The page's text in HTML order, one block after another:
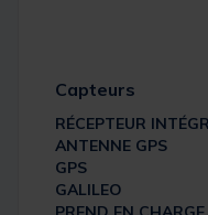
Capteurs
RÉCEPTEUR
ANTENNE GPS
GPS
GALILEO